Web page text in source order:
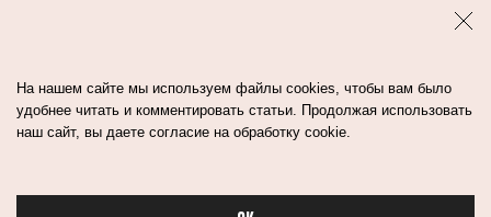
На нашем сайте мы используем файлы cookies, чтобы вам было
удобнее читать и комментировать статьи. Продолжая использовать
наш сайт, вы даете согласие на обработку cookie.